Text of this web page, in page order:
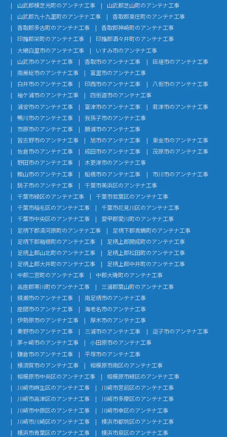
山武郡横芝光町のアンテナ工事
山武郡芝山町のアンテナ工事
山武郡九十九里町のアンテナ工事
香取郡東庄町のアンテナ工事
香取郡多古町のアンテナ工事
香取郡神崎町のアンテナ工事
印旛郡栄町のアンテナ工事
印旛郡酒々井町のアンテナ工事
大網白里市のアンテナ工事
いすみ市のアンテナ工事
山武市のアンテナ工事
香取市のアンテナ工事
匝瑳市のアンテナ工事
南房総市のアンテナ工事
富里市のアンテナ工事
白井市のアンテナ工事
印西市のアンテナ工事
八街市のアンテナ工事
袖ケ浦市のアンテナ工事
四街道市のアンテナ工事
浦安市のアンテナ工事
富津市のアンテナ工事
君津市のアンテナ工事
鴨川市のアンテナ工事
我孫子市のアンテナ工事
市原市のアンテナ工事
勝浦市のアンテナ工事
習志野市のアンテナ工事
旭市のアンテナ工事
東金市のアンテナ工事
佐倉市のアンテナ工事
成田市のアンテナ工事
茂原市のアンテナ工事
野田市のアンテナ工事
木更津市のアンテナ工事
館山市のアンテナ工事
船橋市のアンテナ工事
市川市のアンテナ工事
銚子市のアンテナ工事
千葉市美浜区のアンテナ工事
千葉市緑区のアンテナ工事
千葉市若葉区のアンテナ工事
千葉市稲毛区のアンテナ工事
千葉市花見川区のアンテナ工事
千葉市中央区のアンテナ工事
愛甲郡愛川町のアンテナ工事
足柄下郡湯河原町のアンテナ工事
足柄下郡真鶴町のアンテナ工事
足柄下郡箱根町のアンテナ工事
足柄上郡開成町のアンテナ工事
足柄上郡山北町のアンテナ工事
足柄上郡松田町のアンテナ工事
足柄上郡大井町のアンテナ工事
足柄上郡中井町のアンテナ工事
中郡二宮町のアンテナ工事
中郡大磯町のアンテナ工事
高座郡寒川町のアンテナ工事
三浦郡葉山町のアンテナ工事
綾瀬市のアンテナ工事
南足柄市のアンテナ工事
座間市のアンテナ工事
海老名市のアンテナ工事
伊勢原市のアンテナ工事
厚木市のアンテナ工事
秦野市のアンテナ工事
三浦市のアンテナ工事
逗子市のアンテナ工事
茅ヶ崎市のアンテナ工事
小田原市のアンテナ工事
鎌倉市のアンテナ工事
平塚市のアンテナ工事
横須賀市のアンテナ工事
相模原市南区のアンテナ工事
相模原市中央区のアンテナ工事
相模原市緑区のアンテナ工事
川崎市麻生区のアンテナ工事
川崎市宮前区のアンテナ工事
川崎市高津区のアンテナ工事
川崎市多摩区のアンテナ工事
川崎市中原区のアンテナ工事
川崎市幸区のアンテナ工事
川崎市川崎区のアンテナ工事
横浜市都筑区のアンテナ工事
横浜市青葉区のアンテナ工事
横浜市泉区のアンテナ工事